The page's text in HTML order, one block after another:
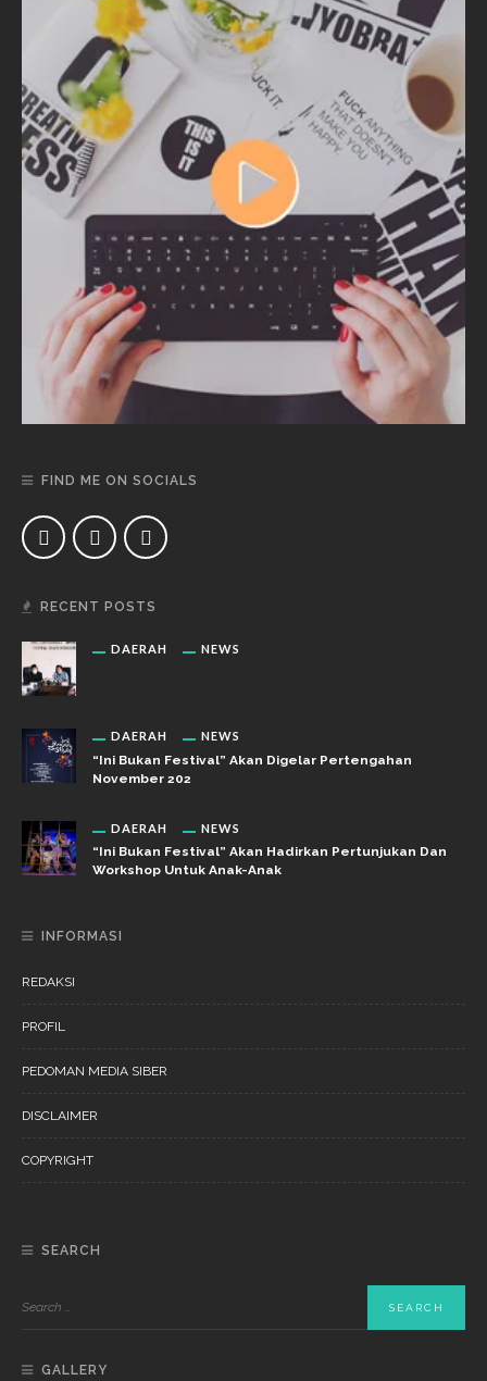
FIND ME ON SOCIALS
RECENT POSTS
DAERAH NEWS
DAERAH NEWS
“Ini Bukan Festival” Akan Digelar Pertengahan
November 202
DAERAH NEWS
“Ini Bukan Festival” Akan Hadirkan Pertunjukan Dan
Workshop Untuk Anak-Anak
INFORMASI
REDAKSI
PROFIL
PEDOMAN MEDIA SIBER
DISCLAIMER
COPYRIGHT
SEARCH
GALLERY